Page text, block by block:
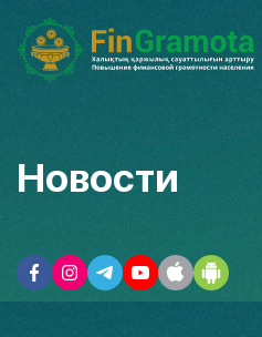
Новости